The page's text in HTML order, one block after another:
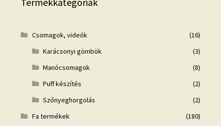
Csomagok, videók
(16)
Karácsonyi gömbök
(3)
Manócsomagok
(8)
Puff készítés
(2)
Szőnyeghorgolás
(2)
Fa termékek
(180)